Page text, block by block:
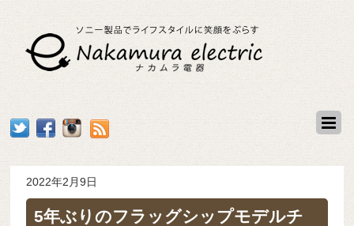
2022年2月9日
5年ぶりのフラッグシップモデルチ